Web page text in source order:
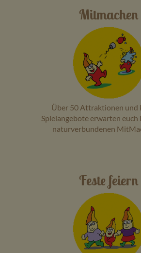
Mitmachen
Über 50 Attraktionen und
Spielangebote erwarten euch
naturverbundenen
Feste feiern